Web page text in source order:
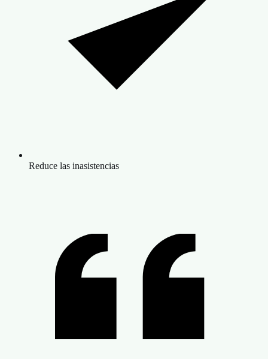
Reduce las inasistencias